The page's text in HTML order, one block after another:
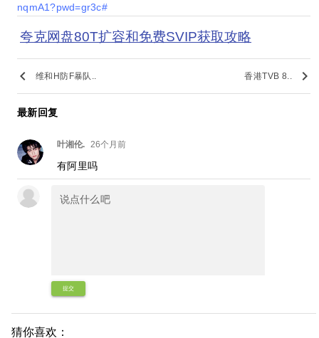
nqmA1?pwd=gr3c#
夸克网盘80T扩容和免费SVIP获取攻略
keyboard_arrow_left 维和H防F暴队.. 香港TVB 8.. keyboard_arrow_right
最新回复
叶湘伦. 26个月前
有阿里吗
提交
猜你喜欢：